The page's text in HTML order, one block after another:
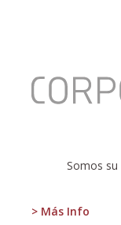
Somos su
> Más Info
mente